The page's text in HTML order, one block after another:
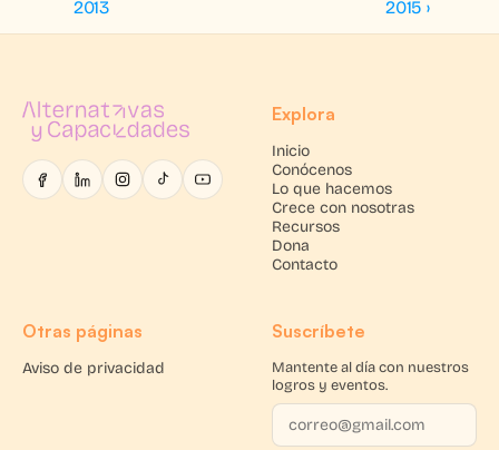
2013
2015 ›
Explora
Inicio
Conócenos
Lo que hacemos
Crece con nosotras
Recursos
Dona
Contacto
Otras páginas
Aviso de privacidad
Suscríbete
Mantente al día con nuestros
logros y eventos.